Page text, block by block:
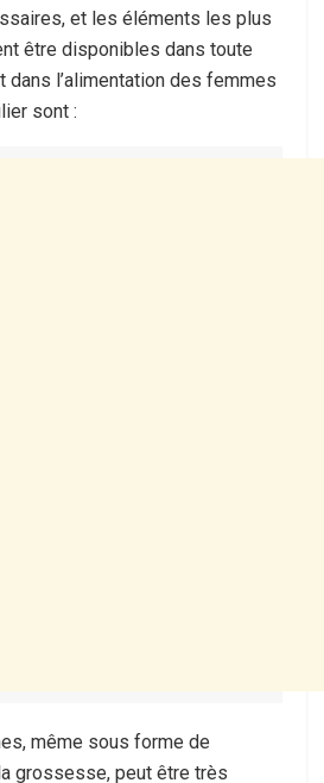
et les éléments les plus
être disponibles dans toute
dans l’alimentation des femmes
sont :
même sous forme de
grossesse, peut être très